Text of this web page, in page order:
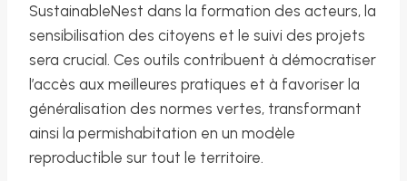
SustainableNest dans la formation des acteurs, la
sensibilisation des citoyens et le suivi des projets
sera crucial. Ces outils contribuent à démocratiser
l’accès aux meilleures pratiques et à favoriser la
généralisation des normes vertes, transformant
ainsi la permishabitation en un modèle
reproductible sur tout le territoire.